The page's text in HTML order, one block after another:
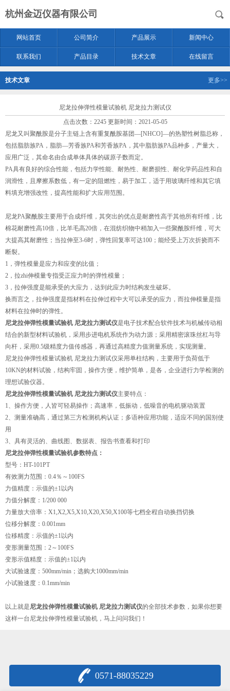
杭州金迈仪器有限公司
网站首页 公司简介 产品展示 新闻中心
联系我们 产品目录 技术文章 在线留言
技术文章 更多>>
尼龙拉伸弹性模量试验机 尼龙拉力测试仪
点击次数：2245 更新时间：2021-05-05
尼龙又叫聚酰胺是分子主链上含有重复酰胺基团—[NHCO]—的热塑性树脂总称，
包括脂肪族PA，脂肪—芳香族PA和芳香族PA，其中脂肪族PA品种多，产量大，
应用广泛，其命名由合成单体具体的碳原子数而定。
PA具有良好的综合性能，包括力学性能、耐热性、耐磨损性、耐化学药品性和自
润滑性，且摩擦系数低，有一定的阻燃性，易于加工，适于用玻璃纤维和其它填
料填充增强改性，提高性能和扩大应用范围。
尼龙PA聚酰胺主要用于合成纤维，其突出的优点是耐磨性高于其他所有纤维，比
棉花耐磨性高10倍，比羊毛高20倍，在混纺织物中稍加入一些聚酰胺纤维，可大
大提高其耐磨性；当拉伸至3-6时，弹性回复率可达100；能经受上万次折挠而不
断裂。
1，弹性模量是应力和应变的比值；
2，拉zhi伸模量专指受正应力时的弹性模量；
3，拉伸强度是能承受的大应力，达到此应力时结构发生破坏。
换而言之，拉伸强度是指材料在拉伸过程中大可以承受的应力，而拉伸模量是指
材料在拉伸时的弹性。
尼龙拉伸弹性模量试验机 尼龙拉力测试仪是电子技术配合软件技术与机械传动相
结合的新型材料试验机，采用步进电机系统作为动力源；采用精密滚珠丝杠与导
向杆，采用0.5级精度力值传感器，再通过高精度力值测量系统，实现测量。
尼龙拉伸弹性模量试验机 尼龙拉力测试仪采用单柱结构，主要用于负荷低于
10KN的材料试验，结构牢固，操作方便，维护简单，是各，企业进行力学检测的
理想试验仪器。
尼龙拉伸弹性模量试验机 尼龙拉力测试仪主要特点：
1、操作方便，人皆可轻易操作；高速率，低振动，低噪音的电机驱动装置
2、测量准确高，通过第三方检测机构认证；多语种应用功能，适应不同的国别使
用
3、具有灵活的、曲线图、数据表、报告书查看和打印
尼龙拉伸弹性模量试验机参数特点：
型号：HT-101PT
有效测力范围：0.4％～100FS
力值精度：示值的±1以内
力值分解度：1/200 000
力量放大倍率：X1,X2,X5,X10,X20,X50,X100等七档全程自动换挡切换
位移分解度：0.001mm
位移精度：示值的±1以内
变形测量范围：2～100FS
变形示值精度：示值的±1以内
大试验速度：500mm/min；选购大1000mm/min
小试验速度：0.1mm/min
以上就是尼龙拉伸弹性模量试验机 尼龙拉力测试仪的全部技术参数，如果你想要
这样一台尼龙拉伸弹性模量试验机，马上问问我们！
0571-88035229